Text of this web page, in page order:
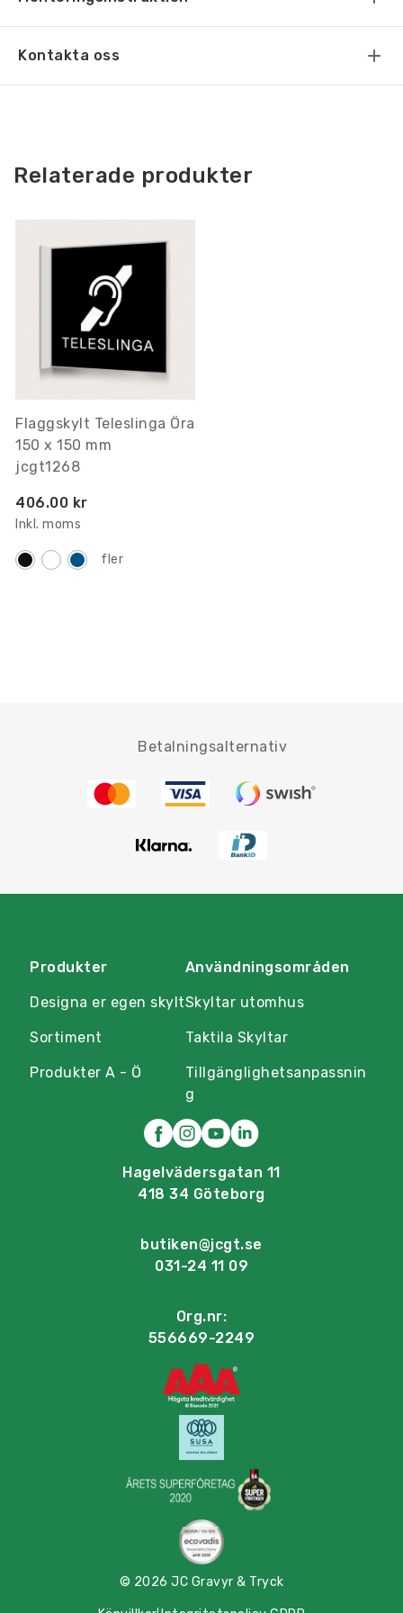
Kontakta oss
Relaterade produkter
Flaggskylt Teleslinga Öra
150 x 150 mm
jcgt1268
406.00 kr
Inkl. moms
fler
Betalningsalternativ
Produkter
Designa er egen skylt
Sortiment
Produkter A - Ö
Användningsområden
Skyltar utomhus
Taktila Skyltar
Tillgänglighetsanpassnin
g
Hagelvädersgatan 11
418 34 Göteborg
butiken@jcgt.se
031-24 11 09
Org.nr:
556669-2249
© 2026 JC Gravyr & Tryck